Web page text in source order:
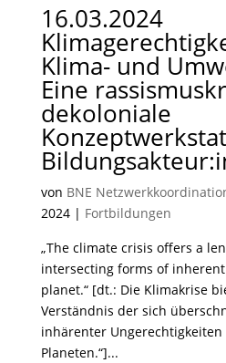
16.03.2024
Klima- und
Eine
dekoloniale
von BNE
2024| Fortbildungen
„The climate crisis offers a
intersecting forms of
planet.“ [dt.: Die Klimakrise
Verständnis der sich
inhärenter Ungerechtigkeiten
Planeten.“]...